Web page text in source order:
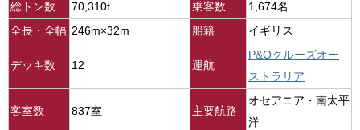
総トン数
70,310t 乗客数
1,674名
全長・全幅 246m×32m 船籍 イギリス
デッキ数 12 運航
P&Oクルーズオー
ストラリア
客室数 837室 主要航路
オセアニア・南太平
洋